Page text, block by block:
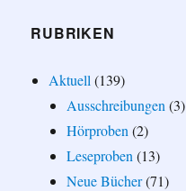
RUBRIKEN
Aktuell (139)
Ausschreibungen (3)
Hörproben (2)
Leseproben (13)
Neue Bücher(71)